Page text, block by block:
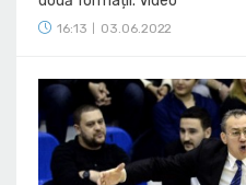
16:13 03.06.2022